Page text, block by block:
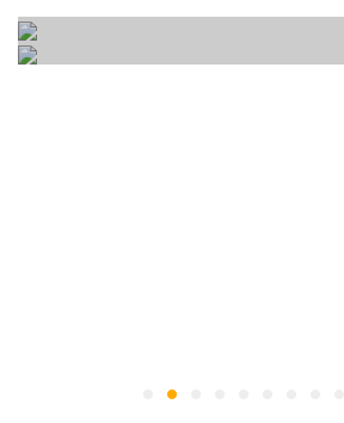
一次培養的10種開放式
如何正確的選一個適合孩子的